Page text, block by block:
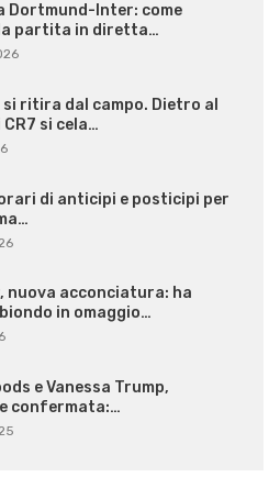
Dortmund-Inter: come
partita in diretta…
si ritira dal campo. Dietro al
si cela…
di anticipi e posticipi per
nuova acconciatura: ha
in omaggio…
e Vanessa Trump,
confermata:…